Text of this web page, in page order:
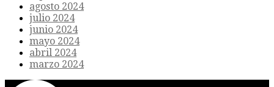
agosto 2024
julio 2024
junio 2024
mayo 2024
abril 2024
marzo 2024